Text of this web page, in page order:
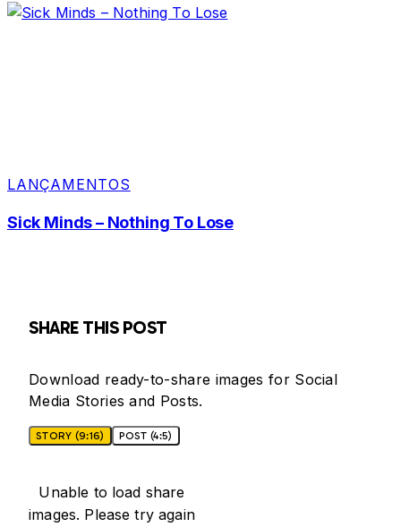
LANÇAMENTOS
Sick Minds – Nothing To Lose
SHARE THIS POST
Download ready-to-share images for Social
Media Stories and Posts.
STORY (9:16) POST (4:5)
Unable to load share
images. Please try again